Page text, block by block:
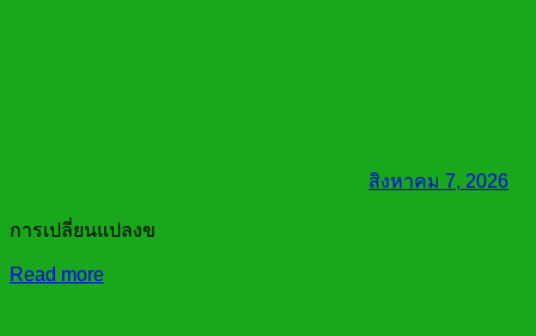
สิงหาคม 7, 2026
การเปลี่ยนแปลงข
Read more